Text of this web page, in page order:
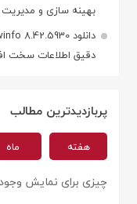
بهینه سازی و
دقیق اطلاعات سخت
پربازدیدترین مطالب
هفته ماه
چیزی برای نمایش وجود